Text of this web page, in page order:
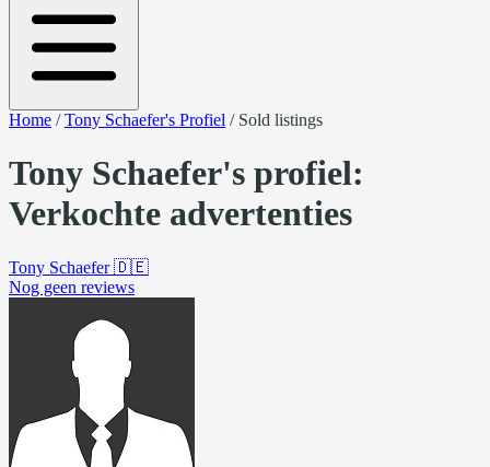
Home /Tony Schaefer's Profiel / Sold listings
Tony Schaefer's profiel:
Verkochte advertenties
Tony Schaefer🇩🇪
Nog geen reviews